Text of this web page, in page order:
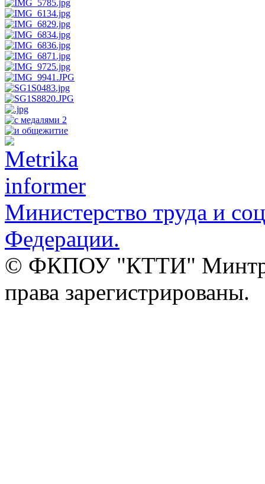
Министерство труда и
Федерации.
© ФКПОУ "КТТИ"
права зарегистрированы.